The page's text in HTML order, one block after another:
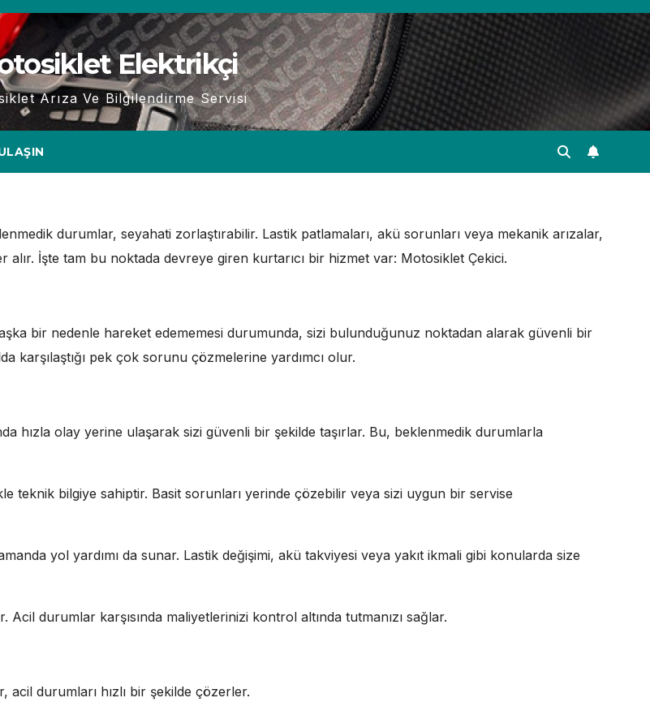
Elektrikçi
Arıza Ve Bilgilendirme Servisi
durumlar, seyahati zorlaştırabilir. Lastik patlamaları, akü sorunları veya mekanik arızalar,
İşte tam bu noktada devreye giren kurtarıcı bir hizmet var: Motosiklet Çekici.
bir nedenle hareket edememesi durumunda, sizi bulunduğunuz noktadan alarak güvenli bir
pek çok sorunu çözmelerine yardımcı olur.
hızla olay yerine ulaşarak sizi güvenli bir şekilde taşırlar. Bu, beklenmedik durumlarla
teknik bilgiye sahiptir. Basit sorunları yerinde çözebilir veya sizi uygun bir servise
yol yardımı da sunar. Lastik değişimi, akü takviyesi veya yakıt ikmali gibi konularda size
durumlar karşısında maliyetlerinizi kontrol altında tutmanızı sağlar.
acil durumları hızlı bir şekilde çözerler.